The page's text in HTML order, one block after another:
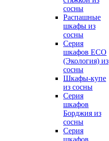
сосны
Распашные
шкафы из
сосны
Серия
шкафов ECO
(Экология) из
сосны
Шкафы-купе
из сосны
Серия
шкафов
Борджия из
сосны
Серия
шкафов